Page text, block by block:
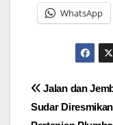
WhatsApp
Jalan dan
Sudar